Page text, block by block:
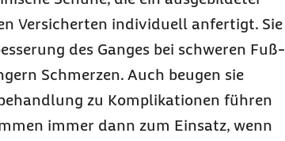
Versicherten individuell anfertigt. Sie
des Ganges bei schweren Fuß-
Schmerzen. Auch beugen sie
zu Komplikationen führen
immer dann zum Einsatz, wenn